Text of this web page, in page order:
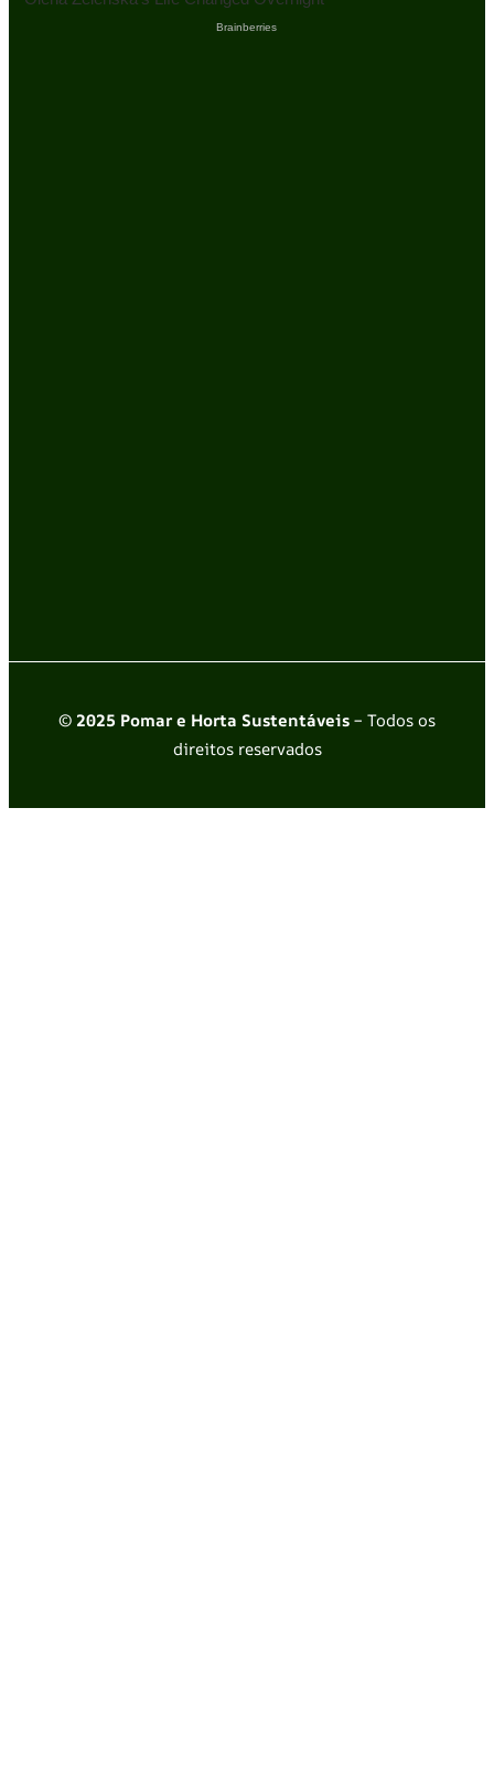
© 2025 Pomar e Horta Sustentáveis– Todos os
direitos reservados